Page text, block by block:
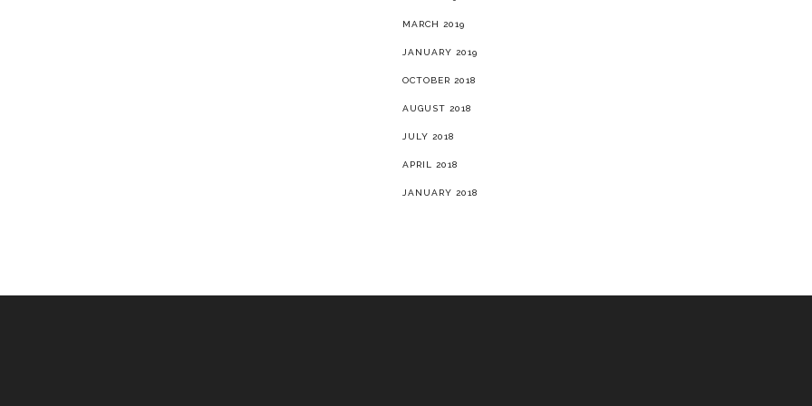
MARCH 2019
JANUARY 2019
OCTOBER 2018
AUGUST 2018
JULY 2018
APRIL 2018
JANUARY 2018